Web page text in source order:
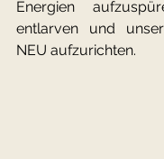
Energien
entlarven und
NEU aufzurichten.